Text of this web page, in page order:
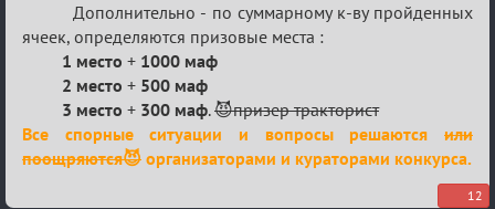
Дополнительно - по суммарному к-ву пройденных
ячеек, определяются призовые места :
1 место + 1000 маф
2 место + 500 маф
3 место + 300 маф.😈призер тракторист
Все спорные ситуации и вопросы решаются или
поощряются😈 организаторами и кураторами конкурса.
12